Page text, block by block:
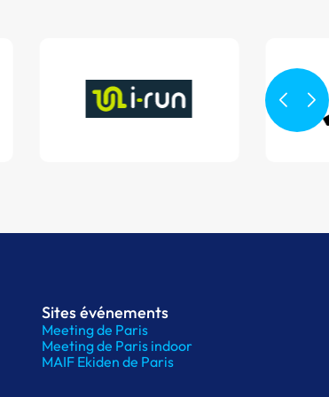
Sites événements
Meeting de Paris
Meeting de Paris indoor
MAIF Ekiden de Paris